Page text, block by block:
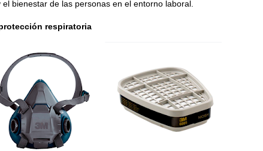
bienestar de las personas en el entorno laboral.
respiratoria